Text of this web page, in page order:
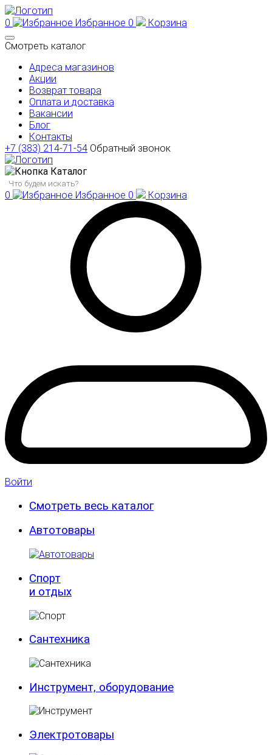
0 Избранное 0
Корзина
Смотреть каталог
Адреса магазинов
Акции
Возврат товара
Оплата и доставка
Вакансии
Блог
Контакты
+7 (383) 214-71-54 Обратный звонок
Каталог
0 Избранное 0 Корзина
Войти
Смотреть весь каталог
Автотовары
Спорт
и отдых
Сантехника
Инструмент, оборудование
Электротовары